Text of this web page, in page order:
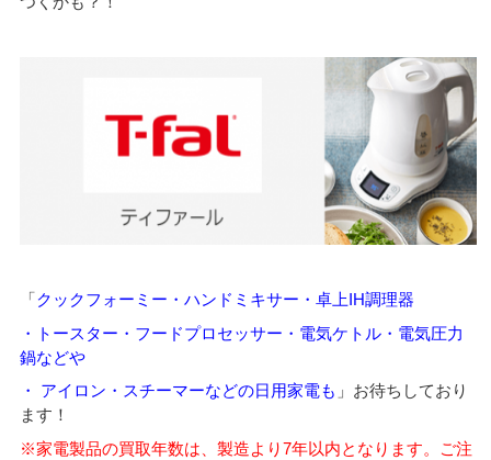
「クックフォーミー・ハンドミキサー・卓上IH調理器
・トースター ・フードプロセッサー・電気ケトル・電気圧力
鍋などや
・ アイロン・スチーマーなどの日用家電も 」お待ちしており
ます！
※家電製品の買取年数は、製造より7年以内となります。ご注